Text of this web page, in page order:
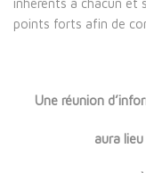
points forts afin de
Une réunion
aura